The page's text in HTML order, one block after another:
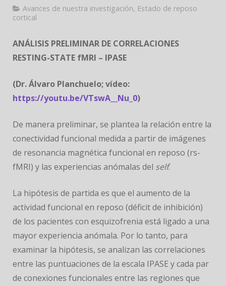
COLABORA
Avances de nuestra investigación, Estado de reposo
cortical
ANÁLISIS PRELIMINAR DE CORRELACIONES
RESTING-STATE fMRI – IPASE
(Dr. Álvaro Planchuelo; vídeo:
https://youtu.be/VTswA__Nu_0)
De manera preliminar, se plantea la relación entre la
conectividad funcional medida a partir de imágenes
de resonancia magnética funcional en reposo (rs-
fMRI) y las experiencias anómalas del self.
La hipótesis de partida es que el aumento de la
actividad funcional en reposo (déficit de inhibición)
de los pacientes con esquizofrenia está ligado a una
mayor experiencia anómala. Por lo tanto, para
examinar la hipótesis, se analizan las correlaciones
entre las puntuaciones de la escala IPASE y cada par
de conexiones funcionales entre las regiones que